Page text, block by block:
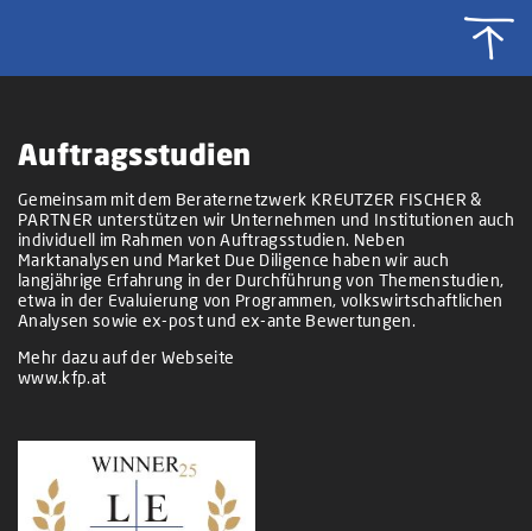
Auftragsstudien
Gemeinsam mit dem Beraternetzwerk KREUTZER FISCHER &
PARTNER unterstützen wir Unternehmen und Institutionen auch
individuell im Rahmen von Auftragsstudien. Neben
Marktanalysen und Market Due Diligence haben wir auch
langjährige Erfahrung in der Durchführung von Themenstudien,
etwa in der Evaluierung von Programmen, volkswirtschaftlichen
Analysen sowie ex-post und ex-ante Bewertungen.
Mehr dazu auf der Webseite
www.kfp.at